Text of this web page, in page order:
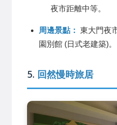
夜市距離中等。
周邊景點： 東大門夜
園別館 (日式老建築)。
5. 回然慢時旅居